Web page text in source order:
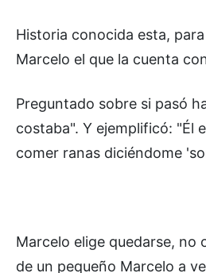
Historia conocida esta,
Marcelo el que la cuenta
Preguntado sobre si pasó
costaba". Y ejemplificó: "Él
comer ranas diciéndome
Marcelo elige quedarse, no
de un pequeño Marcelo a